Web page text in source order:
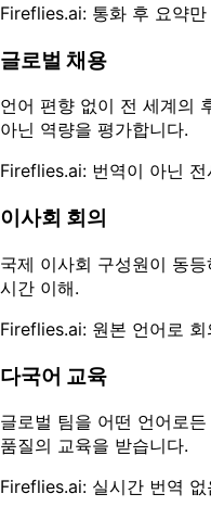
Fireflies.ai: 통화 후 요약만
글로벌 채용
언어 편향 없이 전 세계의
아닌 역량을 평가합니다.
Fireflies.ai: 번역이 아닌 전
이사회 회의
국제 이사회 구성원이 동
시간 이해.
Fireflies.ai: 원본 언어로 회
다국어 교육
글로벌 팀을 어떤 언어로
품질의 교육을 받습니다.
Fireflies.ai: 실시간 번역 없